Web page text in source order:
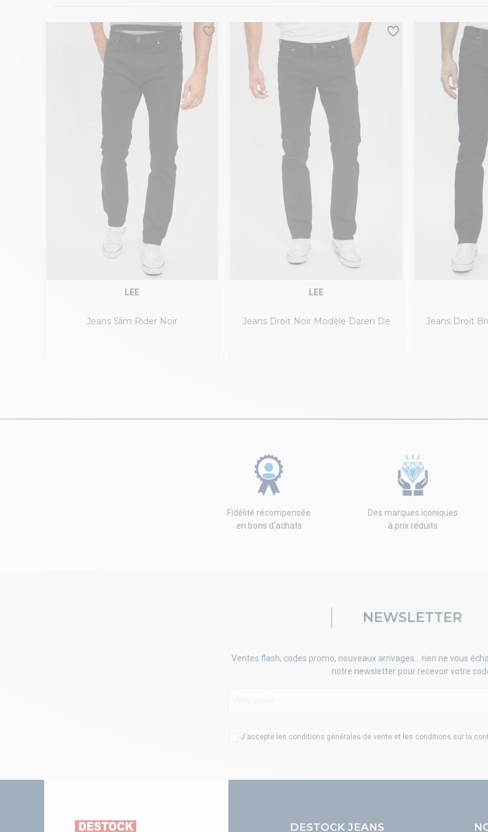
Jeans Slim Rider Noir
LEE
Jeans Droit Noir Modèle Daren De
LEE
Jeans Droit
Fidélité récompensée
en bons d'achats
Des marques iconiques
à prix réduits
NEWSLETTER
Ventes flash, codes promo, nouveaux arrivages... rien ne vous
notre newsletter pour recevoir votre
J'accepte les conditions générales de vente et les conditions sur la
DESTOCK JEANS